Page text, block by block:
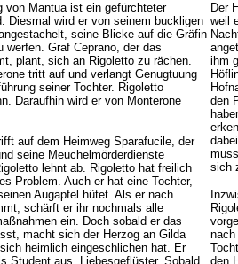
von Mantua ist ein gefürchteter
Diesmal wird er von seinem buckligen
seine Blicke auf die Gräfin
werfen. Graf Ceprano, der das
plant, sich an Rigoletto zu rächen.
tritt auf und verlangt Genugtuung
seiner Tochter. Rigoletto
Daraufhin wird er von Monterone
auf dem Heimweg Sparafucile, der
seine Meuchelmörderdienste
lehnt ab. Rigoletto hat freilich
Problem. Auch er hat eine Tochter,
Augapfel hütet. Als er nach
schärft er ihr nochmals alle
ein. Doch sobald er das
macht sich der Herzog an Gilda
heimlich eingeschlichen hat. Er
Student aus. Liebesgeflüster. Sobald
Der
weil
ihm
den
sich
nach
den